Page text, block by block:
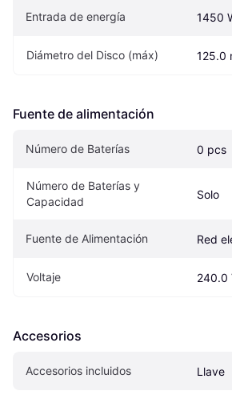
Entrada de energía 1450
Diámetro del Disco (máx) 125.0
Fuente de alimentación
Número de Baterías 0 pcs
Número de Baterías y
Capacidad
Solo
Fuente de Alimentación Red
Voltaje 240.0
Accesorios
Accesorios incluidos Llave